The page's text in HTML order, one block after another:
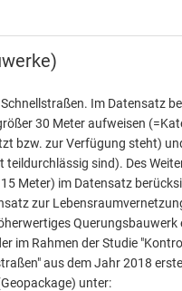
Im Datensatz
30 Meter aufweisen
bzw. zur Verfügung steht)
sind). Des
Meter) im Datensatz
zur
Querungsbauwerk
im Rahmen der Studie
aus dem Jahr 2018
unter: